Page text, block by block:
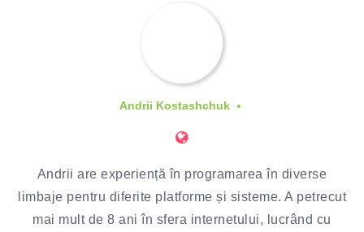
Andrii Kostashchuk
Andrii are experiență în programarea în diverse
limbaje pentru diferite platforme și sisteme. A petrecut
mai mult de 8 ani în sfera internetului, lucrând cu